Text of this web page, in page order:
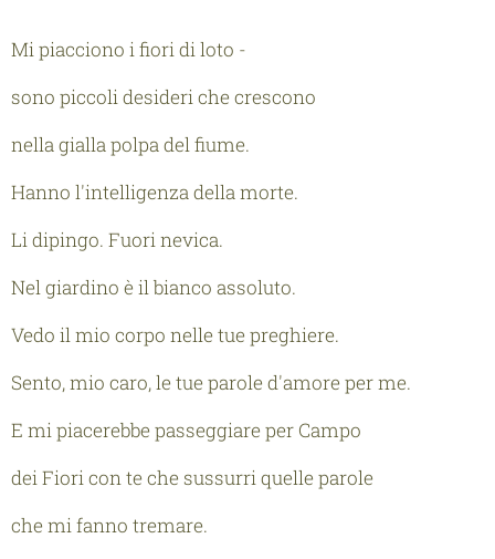
Mi piacciono i fiori di loto -
sono piccoli desideri che crescono
nella gialla polpa del fiume.
Hanno l'intelligenza della morte.
Li dipingo. Fuori nevica.
Nel giardino è il bianco assoluto.
Vedo il mio corpo nelle tue preghiere.
Sento, mio caro, le tue parole d'amore per me.
E mi piacerebbe passeggiare per Campo
dei Fiori con te che sussurri quelle parole
che mi fanno tremare.